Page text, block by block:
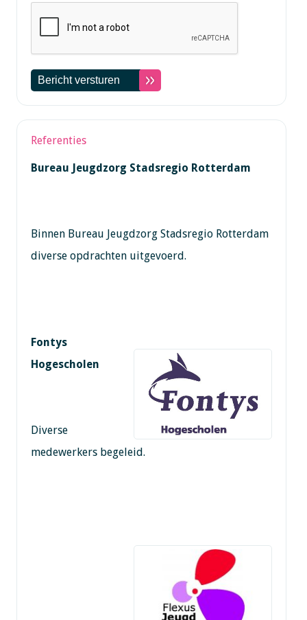
Referenties
Bureau Jeugdzorg Stadsregio Rotterdam
Binnen Bureau Jeugdzorg Stadsregio Rotterdam
diverse opdrachten uitgevoerd.
Fontys
Hogescholen
Diverse
medewerkers begeleid.